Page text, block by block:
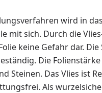
wird in
mit sich. Durch die
keine Gefahr dar. Die
Die Folienstärke
Steinen. Das Vlies ist
Als